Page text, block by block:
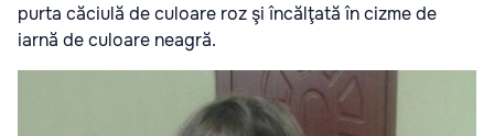
purta căciulă de culoare roz şi încălţată în cizme de
iarnă de culoare neagră.